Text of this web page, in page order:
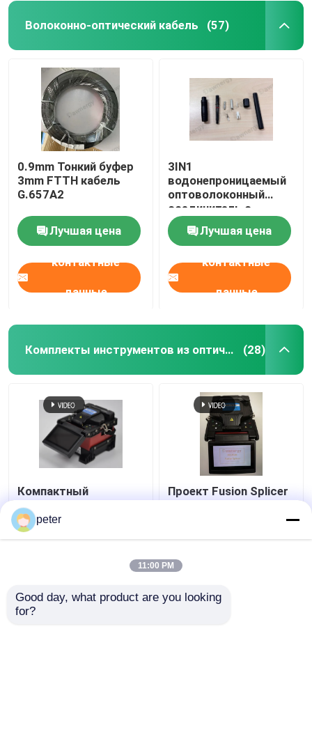
Волоконно-оптический кабель (57)
0.9mm Тонкий буфер
3mm FTTH кабель
G.657A2
Лучшая цена
контактные
данные
3IN1
водонепроницаемый
оптоволоконный
соединитель с
потерей вставки 0,3
дБ
Лучшая цена
контактные
данные
Комплекты инструментов из оптических волокон (28)
Компактный
полностью
автоматизированный
оптоволоконный
Проект Fusion Splicer
FTTH сеть CATV сеть
peter
11:00 PM
Good day, what product are you looking
for?